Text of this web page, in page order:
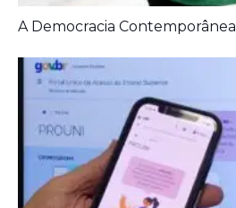
A Democracia Contemporânea